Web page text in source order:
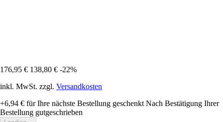
176,95 € 138,80 € -22%
inkl. MwSt. zzgl. Versandkosten
+6,94 € für Ihre nächste Bestellung geschenkt Nach Bestätigung Ihrer
Bestellung gutgeschrieben